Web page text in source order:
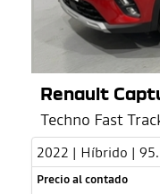
Renault
Techno Fast
2022 | Híbrido |
Precio al contado